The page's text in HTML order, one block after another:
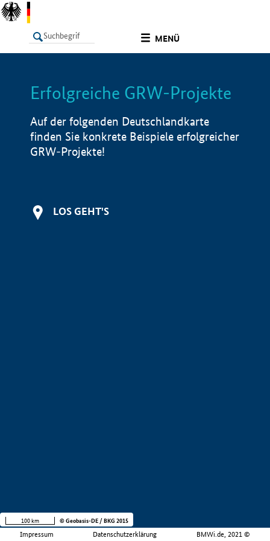
MENÜ
LISTE Info
Erfolgreiche GRW-Projekte
Auf der folgenden Deutschlandkarte
finden Sie konkrete Beispiele erfolgreicher
GRW-Projekte!
LOS GEHT'S
Impressum Datenschutzerklärung BMWi.de, 2021 ©
100 km © Geobasis-DE / BKG 2015